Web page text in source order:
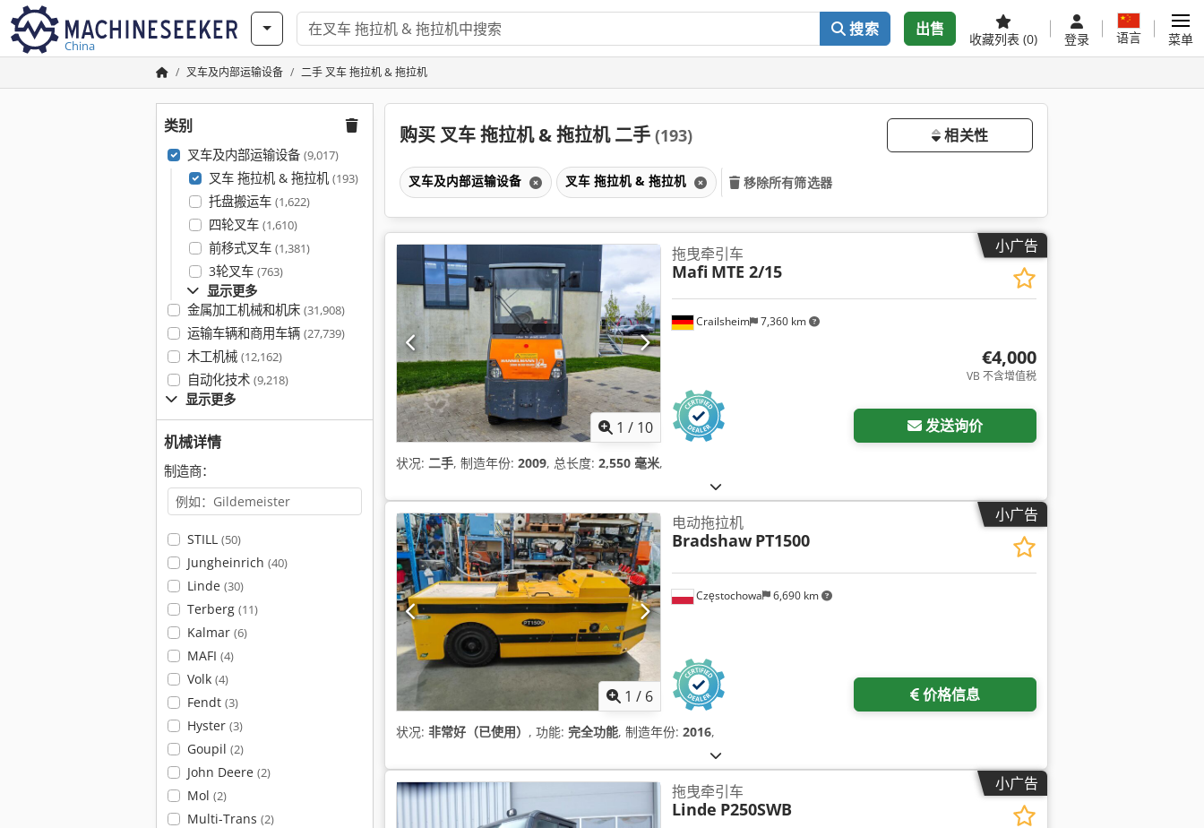
China
搜索 出售
收藏列表 (0) 登录 语言 菜单
叉车及内部运输设备 二手 叉车 拖拉机 & 拖拉机
类别
叉车及内部运输设备 (9,017)
叉车 拖拉机 & 拖拉机 (193)
托盘搬运车 (1,622)
四轮叉车 (1,610)
前移式叉车 (1,381)
3轮叉车 (763)
显示更多
金属加工机械和机床 (31,908)
运输车辆和商用车辆 (27,739)
木工机械 (12,162)
自动化技术 (9,218)
显示更多
机械详情
制造商：
STILL (50)
Jungheinrich (40)
Linde (30)
Terberg (11)
Kalmar (6)
MAFI (4)
Volk (4)
Fendt (3)
Hyster (3)
Goupil (2)
John Deere (2)
Mol (2)
Multi-Trans (2)
购买 叉车 拖拉机 & 拖拉机 二手 (193) 相关性
叉车及内部运输设备 叉车 拖拉机 & 拖拉机 移除所有筛选器
小广告
1 / 10
Crailsheim 7,360 km
拖曳牵引车
Mafi MTE 2/15
€4,000
VB 不含增值税
发送询价
状况: 二手, 制造年份: 2009, 总长度: 2,550 毫米,
小广告
1 / 6
Częstochowa 6,690 km
电动拖拉机
Bradshaw PT1500
价格信息
状况: 非常好（已使用） , 功能: 完全功能, 制造年份: 2016,
小广告
拖曳牵引车
Linde P250SWB